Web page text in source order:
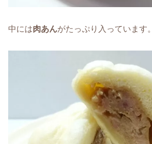
中には肉あんがたっぷり入っています。